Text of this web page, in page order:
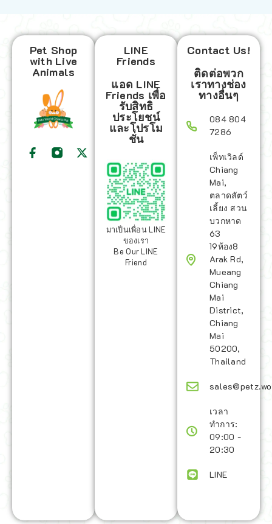
Pet Shop
with Live
Animals
LINE
Friends
แอด LINE
Friends เพื่อ
รับสิทธิ
ประโยชน์
และโปรโม
ชั่น
มาเป็นเพื่อน LINE
ของเรา
Be Our LINE
Friend
Contact Us!
ติดต่อพวก
เราทางช่อง
ทางอื่นๆ
084 804
7286
เพ็ทเวิลด์
Chiang
Mai,
ตลาดสัตว์
เลี้ยง สวน
บวกหาด
63
19ห้อง8
Arak Rd,
Mueang
Chiang
Mai
District,
Chiang
Mai
50200,
Thailand
เวลา
ทำการ:
09:00 -
20:30
LINE